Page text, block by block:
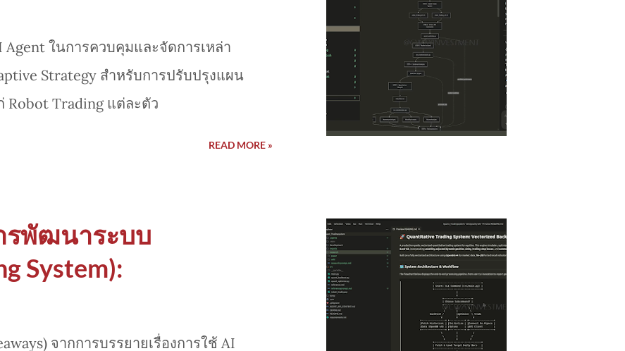
การกำหนด Order Distance สำหรับการที่
ตัวอย่างที่สาธิตผมใช้ Volatility เป็นตัว
ทบ Order ในการคำนวณ Position size
ดการใช้โอกาสจาก ความไม่ปกติของ
ด้านการทดสอบระบบ...
ในการควบคุมและจัดการเหล่า
Strategy สำหรับการปรับปรุงแผน
Robot Trading แต่ละตัว
READ MORE »
รพัฒนาระบบ
System):
จากการบรรยายเรื่องการใช้ AI